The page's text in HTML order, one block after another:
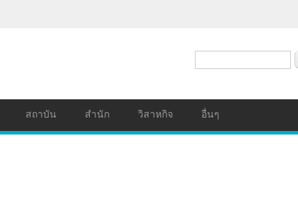
สถาบัน สำนัก วิสาหกิจ อื่นๆ